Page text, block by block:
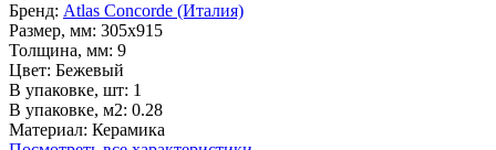
Бренд: Atlas Concorde (Италия)
Размер, мм: 305x915
Толщина, мм: 9
Цвет: Бежевый
В упаковке, шт: 1
В упаковке, м2: 0.28
Материал: Керамика